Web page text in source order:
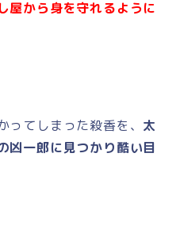
屋から身を守れるように
てしまった殺香を、 太
凶一郎に見つかり酷い目